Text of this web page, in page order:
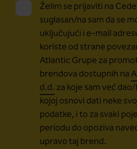
Želim se prijaviti na
suglasan/na sam da se
uključujući i e-mail
koriste od strane
Atlantic Grupe za
brendova dostupnih na
d.d. za koje sam već
kojoj osnovi dati neke
podatke, i to za svaki
periodu do opoziva
upravo taj brend.